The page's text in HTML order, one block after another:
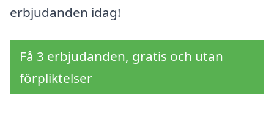
erbjudanden idag!
Få 3 erbjudanden, gratis och utan
förpliktelser